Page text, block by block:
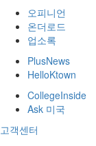
오피니언
온더로드
업소록
PlusNews
HelloKtown
CollegeInside
Ask 미국
고객센터